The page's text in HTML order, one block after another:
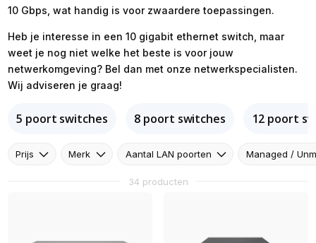
10 Gbps, wat handig is voor zwaardere toepassingen.
Heb je interesse in een 10 gigabit ethernet switch, maar
weet je nog niet welke het beste is voor jouw
netwerkomgeving? Bel dan met onze netwerkspecialisten.
Wij adviseren je graag!
5 poort switches 8 poort switches 12 poort
Prijs Merk Aantal LAN poorten Managed /
34 producten